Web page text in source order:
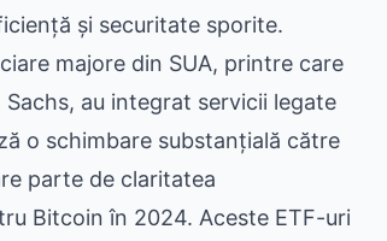
și securitate sporite.
majore din SUA, printre care
au integrat servicii legate
o schimbare substanțială către
parte de claritatea
Bitcoin în 2024. Aceste ETF-uri